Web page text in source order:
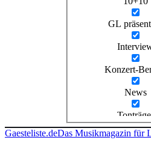
GL
Konzert-
News
Gaesteliste.deDas Musikmagazin für